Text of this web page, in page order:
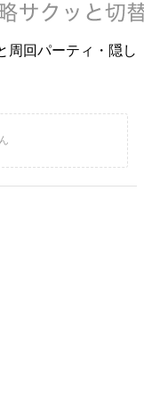
周回パーティ・隠し